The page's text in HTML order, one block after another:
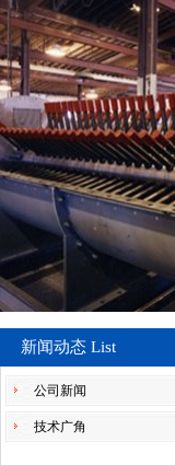
新闻动态 List
公司新闻
技术广角